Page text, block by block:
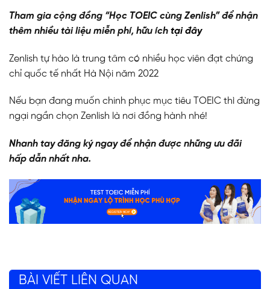
Tham gia cộng đồng “Học TOEIC cùng Zenlish” để nhận
thêm nhiều tài liệu miễn phí, hữu ích tại đây
Zenlish tự hào là trung tâm có nhiều học viên đạt chứng
chỉ quốc tế nhất Hà Nội năm 2022
Nếu bạn đang muốn chinh phục mục tiêu TOEIC thì đừng
ngại ngần chọn Zenlish là nơi đồng hành nhé!
Nhanh tay đăng ký ngay để nhận được những ưu đãi
hấp dẫn nhất nha.
BÀI VIẾT LIÊN QUAN